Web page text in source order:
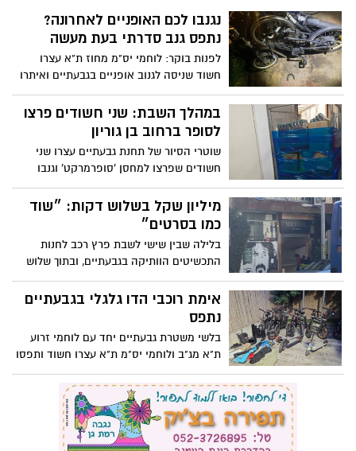
נגנבו לכם האופניים לאחרונה?
נתפס גנב סדרתי בעת מעשה
לפנות בוקר: לוחמי יס"מ מחוז ת"א עצרו
חשוד שניסה לגנוב אופניים בגבעתיים ואיתרו
ברשותו מגוון כלי פריצה
במהלך השבת: שני חשודים פרצו
לסופר ברחוב בן גוריון
שוטרי הסיור של תחנת גבעתיים עצרו שני
חשודים שפרצו למחסן 'סופרמרקט' וגנבו
סחורה; בימ"ש האריך מעצרם
מיליון שקל בשלוש דקות: ״שוד
כמו בסרטים״
בלילה שבין שישי לשבת פרץ רכב לחנות
התכשיטים הוותיקה בגבעתיים, ובתוך שלוש
דדקות שדדו סחורה בשווי כמיליון ש״ח
אימת רוכבי הדו גלגלי בגבעתיים
נתפס
בלשי משטרת גבעתיים יחד עם לוחמי זרוע
ת"א מג"ב ולוחמי יס"מ ת"א עצרו חשוד ותפסו
בביתו אופניים וקורקינטים חשמליים
החשודים כגנובים